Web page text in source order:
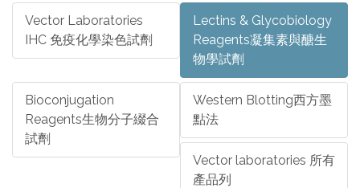
Vector Laboratories
IHC 免疫化學染色試劑
Lectins & Glycobiology
Reagents凝集素與醣生
物學試劑
Bioconjugation
Reagents生物分子綴合
試劑
Western Blotting西方墨
點法
Vector laboratories 所有
產品列